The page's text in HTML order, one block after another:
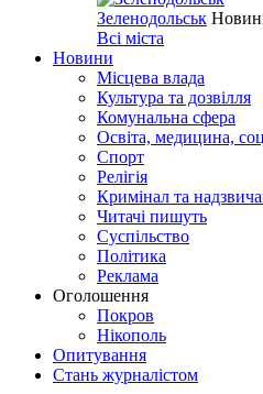
Зеленодольськ
Всі міста
Новини
Місцева влада
Культура та дозвілля
Комунальна сфера
Освіта, медицина,
Спорт
Релігія
Кримінал та
Читачі пишуть
Суспільство
Політика
Реклама
Оголошення
Покров
Нікополь
Опитування
Стань журналістом